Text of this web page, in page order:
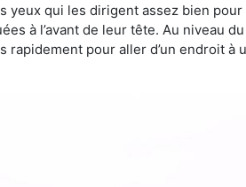
yeux qui les dirigent assez bien
à l’avant de leur tête. Au niveau
pour aller d’un endroit